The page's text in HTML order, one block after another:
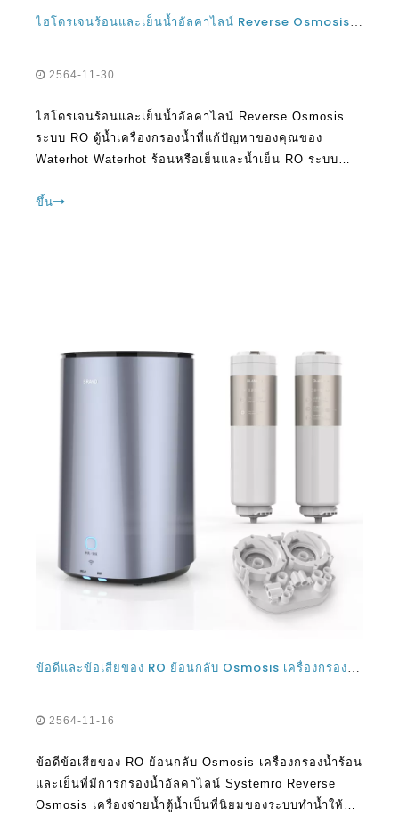
2564-11-30
ไฮโดรเจนร้อนและเย็นน้ำอัลคาไลน์ Reverse Osmosis
ระบบ RO ตู้น้ำเครื่องกรองน้ำที่แก้ปัญหาของคุณของ
Waterhot Waterhot ร้อนหรือเย็นและน้ำเย็น RO ระบบ
เลือก การจ่ายน้ำเย็นและน้ำร้อนโดยใช้ ro (
ขึ้น
2564-11-16
ข้อดีข้อเสียของ RO ย้อนกลับ Osmosis เครื่องกรองน้ำร้อน
และเย็นที่มีการกรองน้ำอัลคาไลน์ Systemro Reverse
Osmosis เครื่องจ่ายน้ำตู้น้ำเป็นที่นิยมของระบบทำน้ำให้